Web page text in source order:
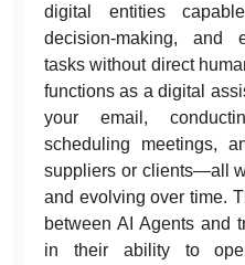
digital entities
decision-making, and
tasks without direct
functions as a digital
your email,
scheduling meetings,
suppliers or clients—all
and evolving over time.
between AI Agents and
in their ability to